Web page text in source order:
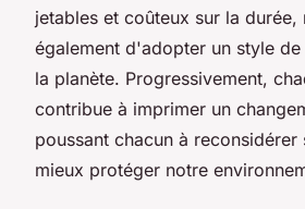
jetables et coûteux sur la durée,
également d'adopter un style
la planète. Progressivement,
contribue à imprimer un
poussant chacun à
mieux protéger notre